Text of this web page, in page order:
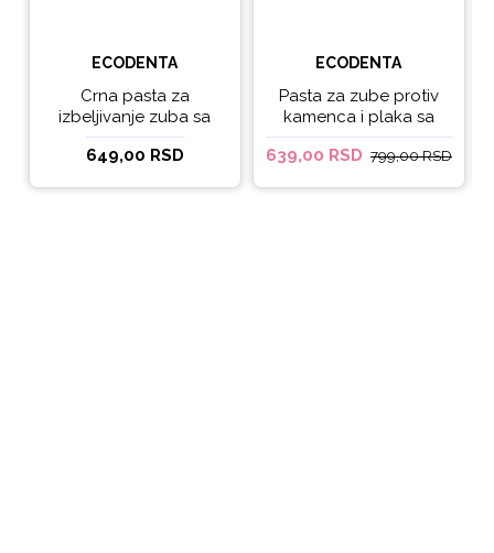
ECODENTA
Crna pasta za
izbeljivanje zuba sa
ukusom narandže
Ecodenta 100 ml
649,00 RSD
ECODENTA
Pasta za zube protiv
kamenca i plaka sa
kokosovim uljem
Ecodenta ORGANIC
639,00 RSD 799,00 RSD